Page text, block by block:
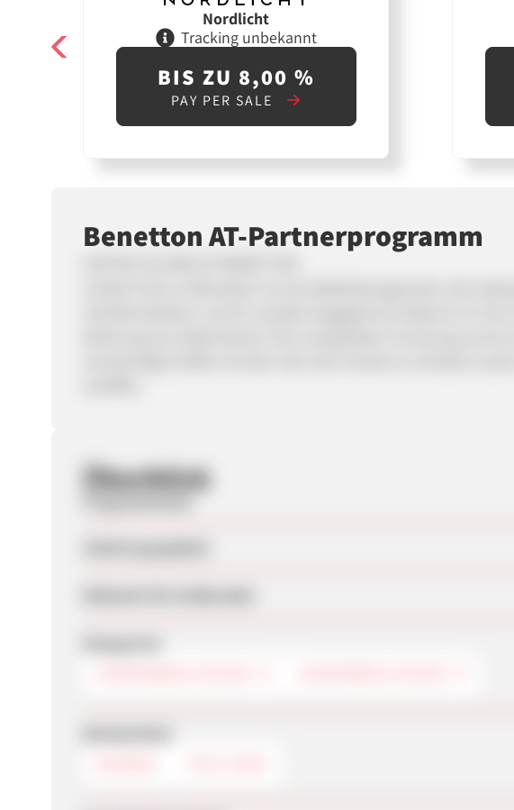
Nordlicht
Tracking unbekannt
BIS ZU 8,00 %
PAY PER SALE
Benetton AT-Partnerprogramm
Überblick
Programmstart